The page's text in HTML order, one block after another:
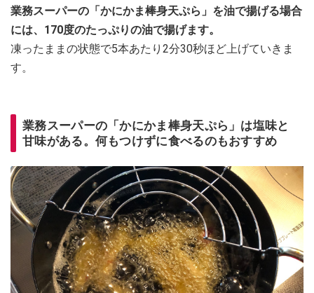
業務スーパーの「かにかま棒身天ぷら」を油で揚げる場合
には、170度のたっぷりの油で揚げます。
凍ったままの状態で5本あたり2分30秒ほど上げていきま
す。
業務スーパーの「かにかま棒身天ぷら」は塩味と
甘味がある。何もつけずに食べるのもおすすめ